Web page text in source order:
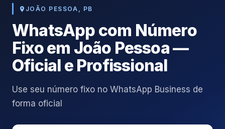
JOÃO PESSOA, PB
WhatsApp com Número
Fixo em João Pessoa —
Oficial e Profissional
Use seu número fixo no WhatsApp Business de
forma oficial